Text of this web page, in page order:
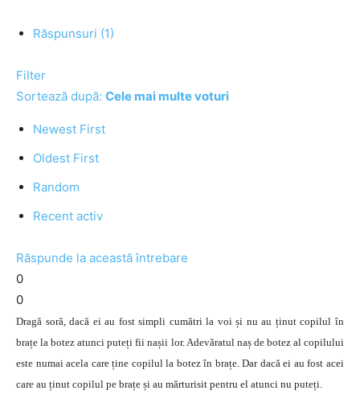
Răspunsuri (1)
Filter
Sortează după: Cele mai multe voturi
Newest First
Oldest First
Random
Recent activ
Răspunde la această întrebare
0
0
Dragă soră, dacă ei au fost simpli cumătri la voi și nu au ținut copilul în
brațe la botez atunci puteți fii nașii lor. Adevăratul naș de botez al copilului
este numai acela care ține copilul la botez în brațe. Dar dacă ei au fost acei
care au ținut copilul pe brațe și au mărturisit pentru el atunci nu puteți.